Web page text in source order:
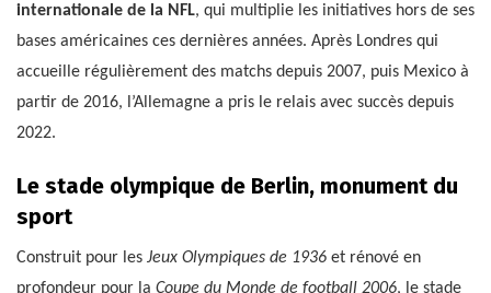
internationale de la NFL, qui multiplie les initiatives hors de ses
bases américaines ces dernières années. Après Londres qui
accueille régulièrement des matchs depuis 2007, puis Mexico à
partir de 2016, l’Allemagne a pris le relais avec succès depuis
2022.
Le stade olympique de Berlin, monument du
sport
Construit pour les Jeux Olympiques de 1936 et rénové en
profondeur pour la Coupe du Monde de football 2006, le stade